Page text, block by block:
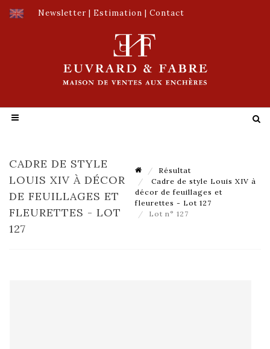
Newsletter | Estimation | Contact
CADRE DE STYLE
LOUIS XIV À DÉCOR
DE FEUILLAGES ET
FLEURETTES - LOT
127
Résultat
Cadre de style Louis XIV à
décor de feuillages et
fleurettes - Lot 127
Lot n° 127